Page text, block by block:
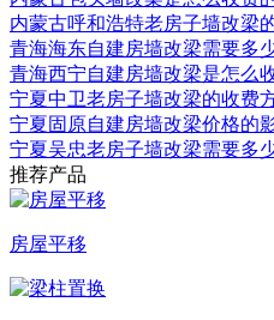
内蒙古呼和浩特老房子墙改梁
青海海东自建房墙改梁需要多
青海西宁自建房墙改梁是怎么
宁夏中卫老房子墙改梁的收费
宁夏固原自建房墙改梁价格的
宁夏吴忠老房子墙改梁需要多
推荐产品
房屋平移